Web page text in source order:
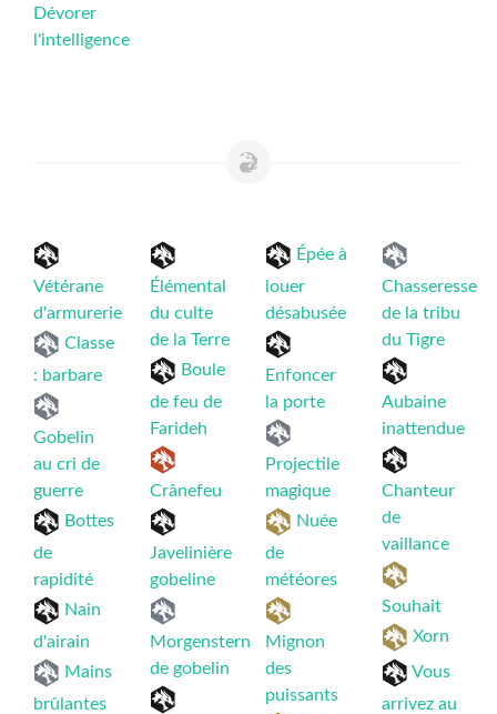
Dévorer
l'intelligence
Vétérane
d'armurerie
Classe
: barbare
Gobelin
au cri de
guerre
Bottes
de
rapidité
Nain
d'airain
Mains
brûlantes
Élémental
du culte
de la Terre
Boule
de feu de
Farideh
Crânefeu
Javelinière
gobeline
Morgenstern
de gobelin
Épée à
louer
désabusée
Enfoncer
la porte
Projectile
magique
Nuée
de
météores
Mignon
des
puissants
Chasseresse
de la tribu
du Tigre
Aubaine
inattendue
Chanteur
de
vaillance
Souhait
Xorn
Vous
arrivez au